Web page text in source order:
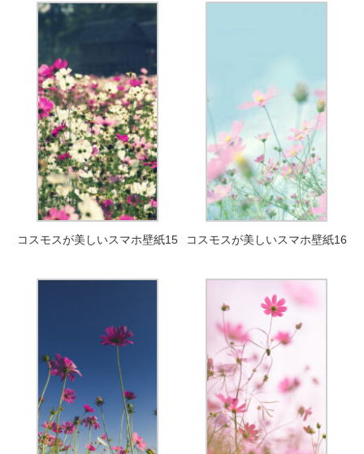
コスモスが美しいスマホ壁紙15 コスモスが美しいスマホ壁紙16